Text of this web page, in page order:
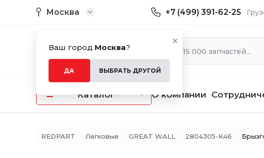
Ваш город Москва?
ДА ВЫБРАТЬ ДРУГОЙ
Москва +7 (499) 391-62-25
Каталог О компании
REDPART Легковые GREAT WALL 2804305-K46